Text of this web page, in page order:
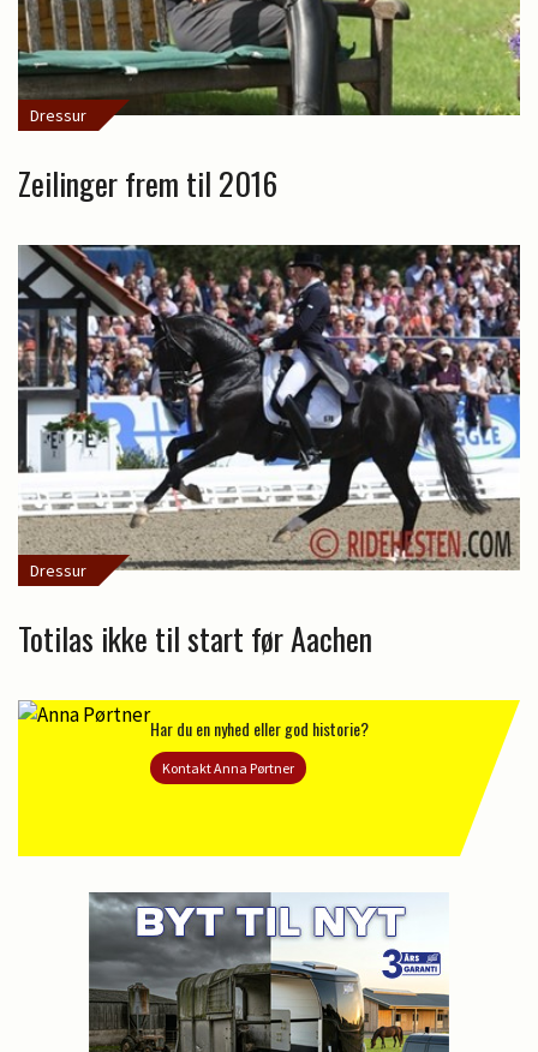
Dressur
Zeilinger frem til 2016
Dressur
Totilas ikke til start før Aachen
Har du en nyhed eller god historie?
Kontakt Anna Pørtner